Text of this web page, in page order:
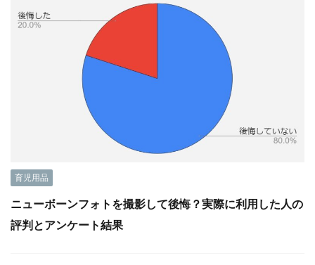
育児用品
ニューボーンフォトを撮影して後悔？実際に利用した人の
評判とアンケート結果